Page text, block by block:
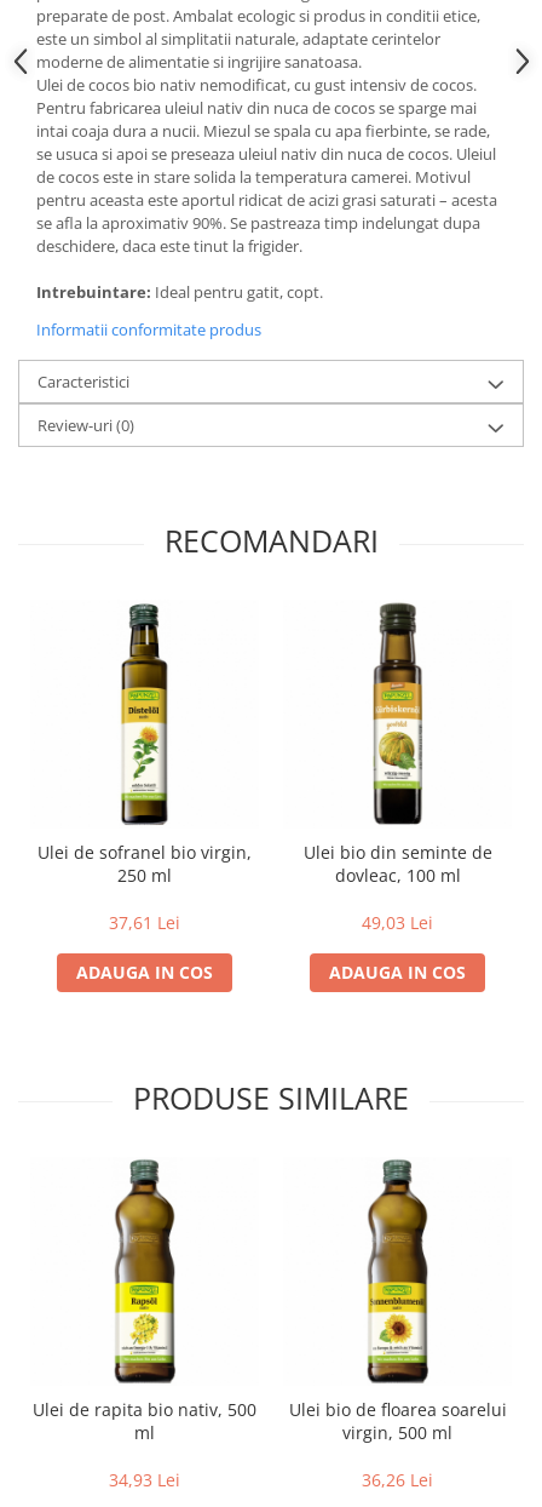
Paste si fidea
Paste bio din emmer
Paste bio din grau
Paste bio din spelta
Paste bio fara gluten
Paste bio integrale
Paste bio pentru copii
Paste fainoase bio
Crenvursti si pateu din carne bio
Pateu bio si creme vegetale
Sosuri bio
Produse din tomate
Sucuri si bauturi bio
Sucuri din fructe si legume bio
Superalimente
Pudre proteice bio
Superalimente bio
Uleiuri, grasimi si otet
Otet bio
Uleiuri esentiale alimentare bio
Uleiuri Oxyguard
preparate de post. Ambalat ecologic si produs in conditii etice,
este un simbol al simplitatii naturale, adaptate cerintelor
moderne de alimentatie si ingrijire sanatoasa.
Ulei de cocos bio nativ nemodificat, cu gust intensiv de cocos.
Pentru fabricarea uleiul nativ din nuca de cocos se sparge mai
intai coaja dura a nucii. Miezul se spala cu apa fierbinte, se rade,
se usuca si apoi se preseaza uleiul nativ din nuca de cocos. Uleiul
de cocos este in stare solida la temperatura camerei. Motivul
pentru aceasta este aportul ridicat de acizi grasi saturati – acesta
se afla la aproximativ 90%. Se pastreaza timp indelungat dupa
deschidere, daca este tinut la frigider.
Intrebuintare: Ideal pentru gatit, copt.
Informatii conformitate produs
Caracteristici
Review-uri(0)
RECOMANDARI
Ulei de sofranel bio virgin,
250 ml
37,61 Lei
ADAUGA IN COS
Ulei bio din seminte de
dovleac, 100 ml
49,03 Lei
ADAUGA IN COS
PRODUSE SIMILARE
Ulei de rapita bio nativ, 500
ml
34,93 Lei
Ulei bio de floarea soarelui
virgin, 500 ml
36,26 Lei